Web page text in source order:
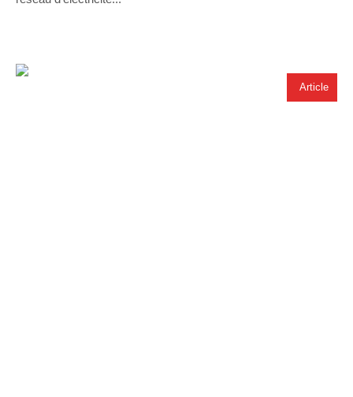
Article